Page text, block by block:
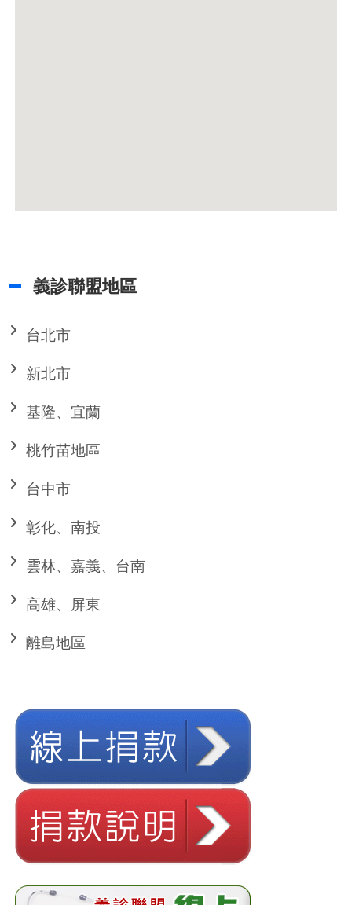
義診聯盟地區
台北市
新北市
基隆、宜蘭
桃竹苗地區
台中市
彰化、南投
雲林、嘉義、台南
高雄、屏東
離島地區